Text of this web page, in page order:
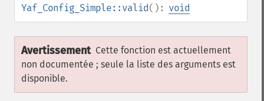
Yaf_Config_Simple::valid(): void
Avertissement Cette fonction est actuellement
non documentée ; seule la liste des arguments est
disponible.